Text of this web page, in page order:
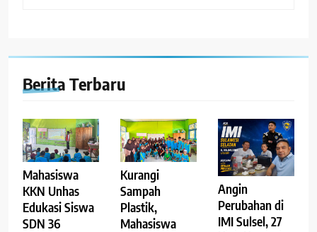
Berita Terbaru
Mahasiswa
KKN Unhas
Edukasi Siswa
SDN 36
Kurangi
Sampah
Plastik,
Mahasiswa
Angin
Perubahan di
IMI Sulsel, 27